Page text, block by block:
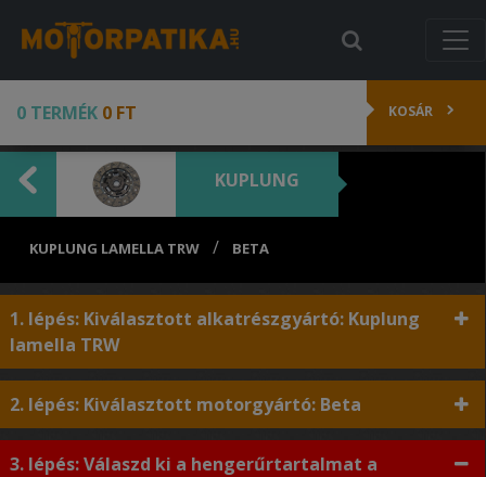
0 TERMÉK 0 FT KOSÁR
KUPLUNG
KUPLUNG LAMELLA TRW / BETA
1. lépés: Kiválasztott alkatrészgyártó: Kuplung
lamella TRW
2. lépés: Kiválasztott motorgyártó: Beta
3. lépés: Válaszd ki a hengerűrtartalmat a